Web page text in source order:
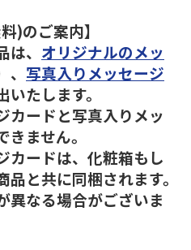
)のご案内】
、 オリジナルのメッ
写真入りメッセージ
たします。
ードと写真入りメッ
ません。
ードは、化粧箱もし
と共に同梱されます。
異なる場合がございま